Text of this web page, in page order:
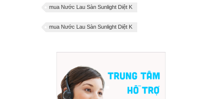
mua Nước Lau Sàn Sunlight Diệt K
mua Nước Lau Sàn Sunlight Diệt K